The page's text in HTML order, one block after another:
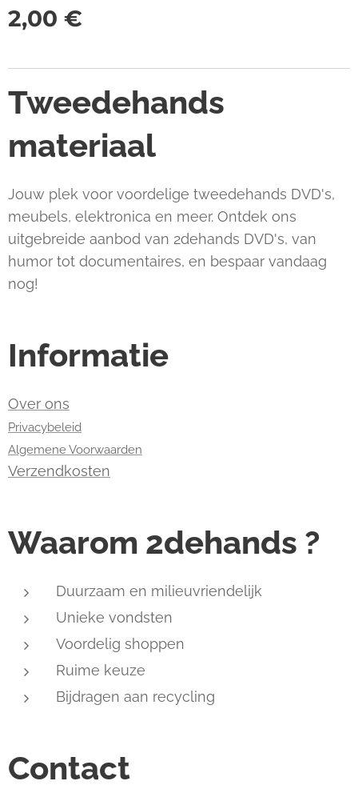
2,00 €
Tweedehands
materiaal
Jouw plek voor voordelige tweedehands DVD's,
meubels, elektronica en meer. Ontdek ons
uitgebreide aanbod van 2dehands DVD's, van
humor tot documentaires, en bespaar vandaag
nog!
Informatie
Over ons
Privacybeleid
Algemene Voorwaarden
Verzendkosten
Waarom 2dehands ?
Duurzaam en milieuvriendelijk
Unieke vondsten
Voordelig shoppen
Ruime keuze
Bijdragen aan recycling
Contact